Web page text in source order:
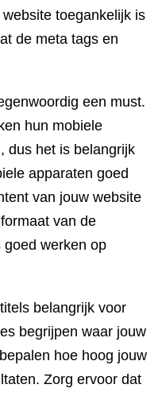
toegankelijk is
de meta tags en
een must.
hun mobiele
dus het is belangrijk
apparaten goed
van jouw website
van de
werken op
belangrijk voor
begrijpen waar jouw
hoe hoog jouw
Zorg ervoor dat